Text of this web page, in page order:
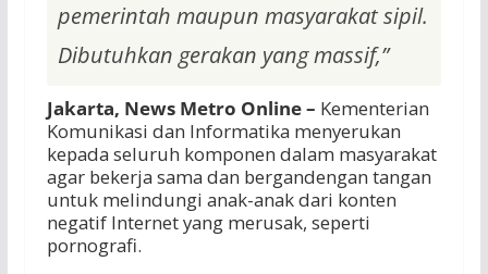
pemerintah maupun masyarakat sipil.
Dibutuhkan gerakan yang massif,”
Jakarta, News Metro Online – Kementerian
Komunikasi dan Informatika menyerukan
kepada seluruh komponen dalam masyarakat
agar bekerja sama dan bergandengan tangan
untuk melindungi anak-anak dari konten
negatif Internet yang merusak, seperti
pornografi.